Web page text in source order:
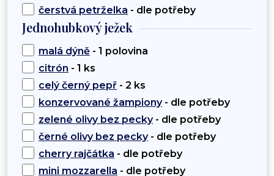
čerstvá petrželka - dle potřeby
Jednohubkový ježek
malá dýně - 1 polovina
citrón - 1 ks
celý černý pepř - 2 ks
konzervované žampiony- dle potřeby
zelené olivy bez pecky- dle potřeby
černé olivy bez pecky- dle potřeby
cherry rajčátka - dle potřeby
mini mozzarella - dle potřeby